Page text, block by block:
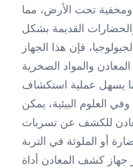
ومخفية تحت الأرض، مما
القديمة بشكل
فإن هذا الجهاز
والمواد الصخرية
يسهل عملية استكشاف
وفي العلوم البيئية، يمكن
للكشف عن تسربات
جهاز كشف المعادن أداة